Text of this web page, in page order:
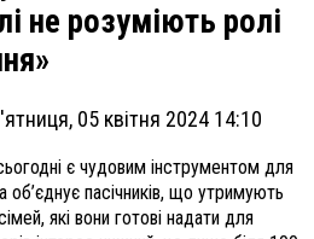
не розуміють ролі
05 квітня 2024 14:10
є чудовим інструментом для
пасічників, що утримують
які вони готові надати для